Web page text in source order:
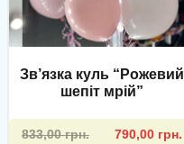
Зв’язка куль “Рожевий
шепіт мрій”
833,00грн.
Оригінальна790,00 грн.
Поточна